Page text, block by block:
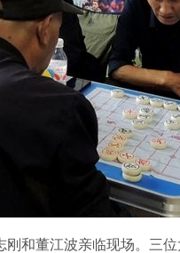
和董江波亲临现场。三